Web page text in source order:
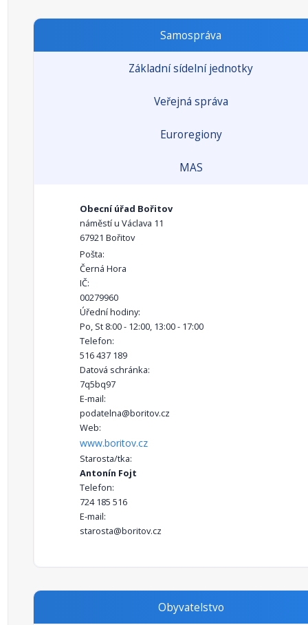
Samospráva
Základní sídelní jednotky
Veřejná správa
Euroregiony
MAS
Obecní úřad Bořitov
náměstí u Václava 11
67921 Bořitov
Pošta:
Černá Hora
IČ:
00279960
Úřední hodiny:
Po, St 8:00 - 12:00, 13:00 - 17:00
Telefon:
516 437 189
Datová schránka:
7q5bq97
E-mail:
podatelna@boritov.cz
Web:
www.boritov.cz
Starosta/tka:
Antonín Fojt
Telefon:
724 185 516
E-mail:
starosta@boritov.cz
Obyvatelstvo